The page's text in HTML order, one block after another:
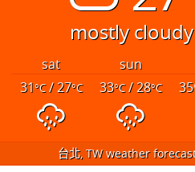
mostly cloudy
sat sun
31°C/ 27°C 33°C/ 28°C 35
台北, TWweather